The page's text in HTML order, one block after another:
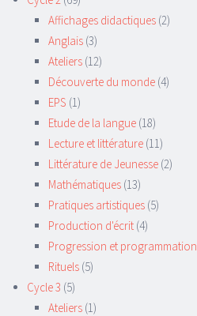
Affichages didactiques(2)
Anglais(3)
Ateliers(12)
Découverte du monde(4)
EPS (1)
Etude de la langue(18)
Lecture et littérature(11)
Littérature de Jeunesse(2)
Mathématiques(13)
Pratiques artistiques(5)
Production d'écrit(4)
Progression et programmation
Rituels(5)
Cycle 3 (5)
Ateliers(1)